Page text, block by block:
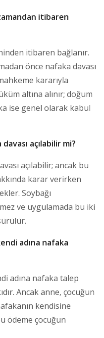
itibaren
itibaren bağlanır.
önce nafaka davası
kararıyla
altına alınır; doğum
ise genel olarak kabul
açılabilir mi?
açılabilir; ancak bu
karar verirken
Soybağı
ve uygulamada bu iki
adına nafaka
adına nafaka talep
Ancak anne, çocuğun
kendisine
ödeme çocuğun